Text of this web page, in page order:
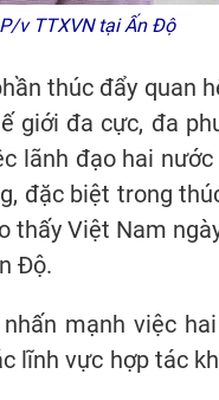
v TTXVN tại Ấn Độ
thúc đẩy quan
giới đa cực, đa
lãnh đạo hai
đặc biệt trong
thấy Việt Nam
Độ.
mạnh việc
lĩnh vực hợp tác